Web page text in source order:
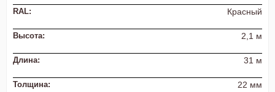
RAL: Красный
Высота: 2,1 м
Длина: 31 м
Толщина: 22 мм